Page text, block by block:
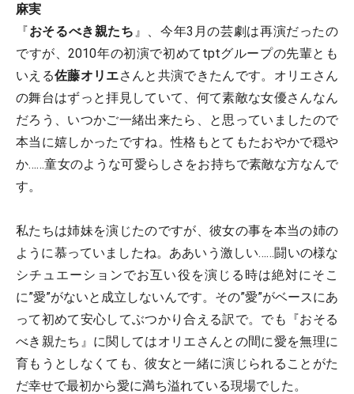
麻実
『おそるべき親たち 』、今年3月の芸劇は再演だったの
ですが、2010年の初演で初めてtptグループの先輩とも
いえる佐藤オリエさんと共演できたんです。オリエさん
の舞台はずっと拝見していて、何て素敵な女優さんなん
だろう、いつかご一緒出来たら、と思っていましたので
本当に嬉しかったですね。性格もとてもたおやかで穏や
か……童女のような可愛らしさをお持ちで素敵な方なんで
す。
私たちは姉妹を演じたのですが、彼女の事を本当の姉の
ように慕っていましたね。ああいう激しい……闘いの様な
シチュエーションでお互い役を演じる時は絶対にそこ
に”愛”がないと成立しないんです。その”愛”がベースにあ
って初めて安心してぶつかり合える訳で。でも『おそる
べき親たち』に関してはオリエさんとの間に愛を無理に
育もうとしなくても、彼女と一緒に演じられることがた
だ幸せで最初から愛に満ち溢れている現場でした。